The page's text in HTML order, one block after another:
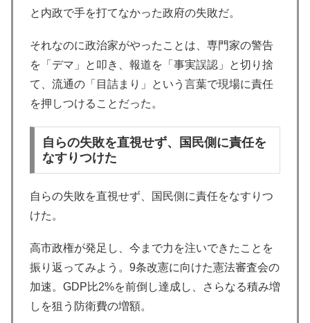
と内政で手を打てなかった政府の失敗だ。
それなのに政治家がやったことは、専門家の警告
を「デマ」と叩き、報道を「事実誤認」と切り捨
て、流通の「目詰まり」という言葉で現場に責任
を押しつけることだった。
自らの失敗を直視せず、国民側に責任を
なすりつけた
自らの失敗を直視せず、国民側に責任をなすりつ
けた。
高市政権が発足し、今まで力を注いできたことを
振り返ってみよう。9条改憲に向けた憲法審査会の
加速。GDP比2%を前倒し達成し、さらなる積み増
しを狙う防衛費の増額。